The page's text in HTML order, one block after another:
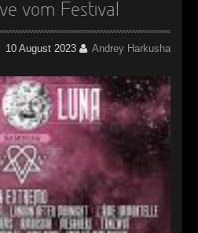
Los Muertos
tot
Tag
vom Festival
10 August 2023 Andrey Harkusha